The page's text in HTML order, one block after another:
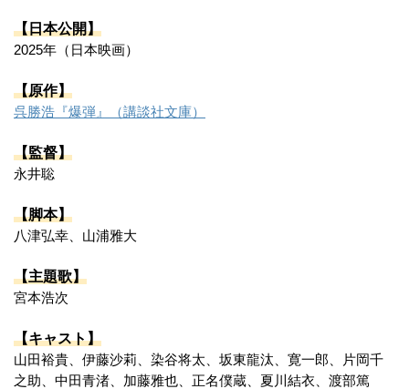
【日本公開】
2025年（日本映画）
【原作】
呉勝浩『爆弾』（講談社文庫）
【監督】
永井聡
【脚本】
八津弘幸、山浦雅大
【主題歌】
宮本浩次
【キャスト】
山田裕貴、伊藤沙莉、染谷将太、坂東龍汰、寛一郎、片岡千
之助、中田青渚、加藤雅也、正名僕蔵、夏川結衣、渡部篤